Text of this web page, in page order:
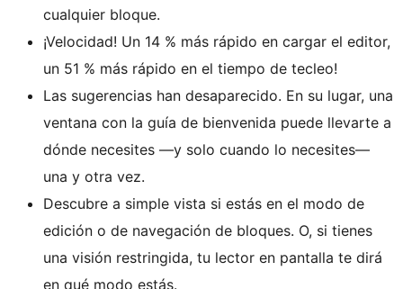
cualquier bloque.
¡Velocidad! Un 14 % más rápido en cargar el editor,
un 51 % más rápido en el tiempo de tecleo!
Las sugerencias han desaparecido. En su lugar, una
ventana con la guía de bienvenida puede llevarte a
dónde necesites —y solo cuando lo necesites—
una y otra vez.
Descubre a simple vista si estás en el modo de
edición o de navegación de bloques. O, si tienes
una visión restringida, tu lector en pantalla te dirá
en qué modo estás.